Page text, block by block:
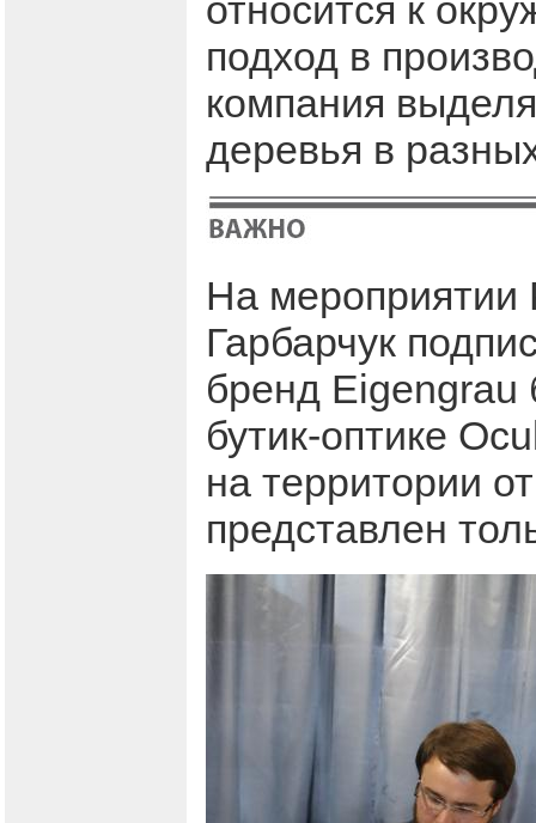
относится к
подход в
компания
деревья в
На мероприятии
Гарбарчук
бренд Eigengrau
бутик-оптике
на территории
представлен